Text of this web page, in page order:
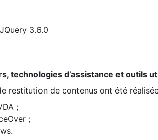
3.6.0
technologies d’assistance et outils
restitution de contenus ont été
;
;